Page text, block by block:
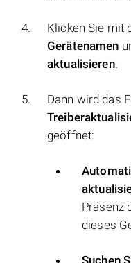
Klicken Sie mit
Gerätenamen
aktualisieren.
Dann wird das
geöffnet:
Präsenz
dieses
Suchen